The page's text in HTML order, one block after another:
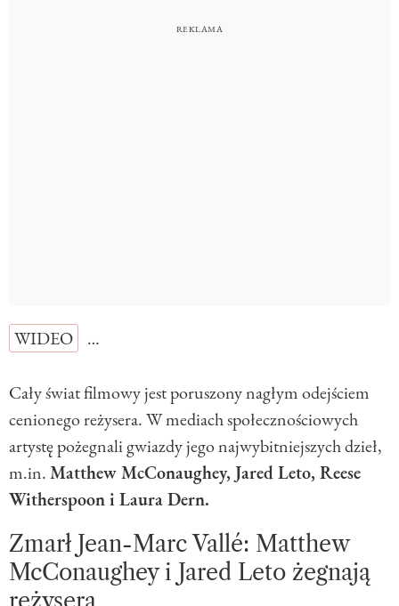
WIDEO …
Cały świat filmowy jest poruszony nagłym odejściem
cenionego reżysera. W mediach społecznościowych
artystę pożegnali gwiazdy jego najwybitniejszych dzieł,
m.in.Matthew McConaughey, Jared Leto, Reese
Witherspoon i Laura Dern.
Zmarł Jean-Marc Vallé: Matthew
McConaughey i Jared Leto żegnają